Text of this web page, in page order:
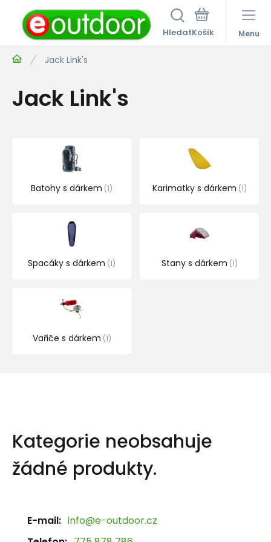
Hledat Menu
Jack Link's
Jack Link's
Batohy s dárkem 1 Karimatky s dárkem 1
Spacáky s dárkem 1 Stany s dárkem 1
Vařiče s dárkem 1
Kategorie neobsahuje
žádné produkty.
E-mail: info@e-outdoor.cz